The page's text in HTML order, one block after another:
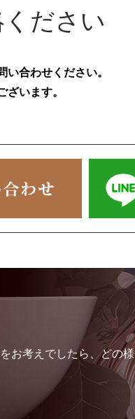
ださい
い合わせください。
ざいます。
考えでしたら、どの